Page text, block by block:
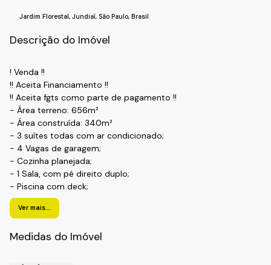
Jardim Florestal,Jundiaí, São Paulo,Brasil
Descrição do Imóvel
! Venda !!
!! Aceita Financiamento !!
!! Aceita fgts como parte de pagamento !!
- Área terreno: 656m²
- Área construída: 340m²
- 3 suítes todas com ar condicionado;
- 4 Vagas de garagem;
- Cozinha planejada;
- 1 Sala, com pé direito duplo;
- Piscina com deck;
- 4 Banheiros;
- Ampla Área de Serviço;
- O quintal tem um charmoso espaço gourmet com
- Possui vagas de garagem Coberta.
Ver mais...
Medidas do Imóvel